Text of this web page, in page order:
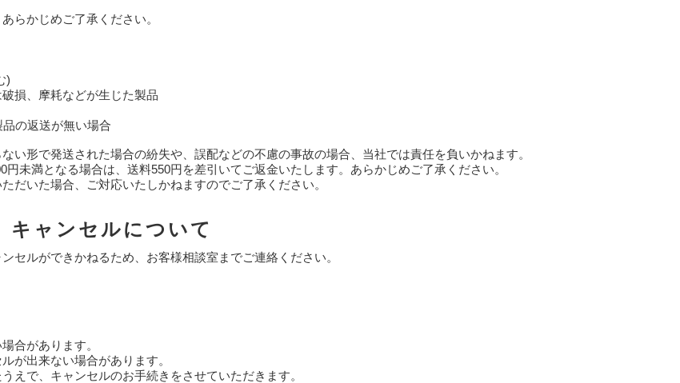
らかじめご了承ください。
)
損、摩耗などが生じた製品
の返送が無い場合
い形で発送された場合の紛失や、誤配などの不慮の事故の場合、当社では責任を負いかねます。
未満となる場合は、送料550円を差引いてご返金いたします。あらかじめご了承ください。
だいた場合、ご対応いたしかねますのでご了承ください。
キャンセルについて
セルができかねるため、お客様相談室までご連絡ください。
合があります。
が出来ない場合があります。
えで、キャンセルのお手続きをさせていただきます。